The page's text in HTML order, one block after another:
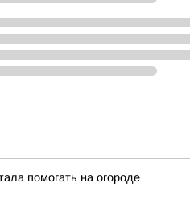
помогать на огороде